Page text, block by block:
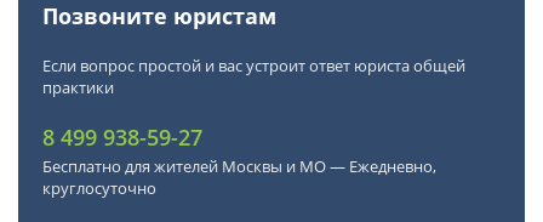
Позвоните юристам
Если вопрос простой и вас устроит ответ юриста общей
практики
8 499 938-59-27
Бесплатно для жителей Москвы и МО — Ежедневно,
круглосуточно